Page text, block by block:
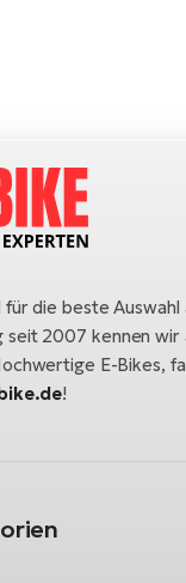
die beste
seit 2007 kennen
E-Bikes,
!